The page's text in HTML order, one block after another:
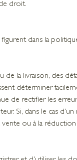
droit.
dans la
la livraison, des
déterminer
de rectifier les
Si, dans le cas
vente ou à la